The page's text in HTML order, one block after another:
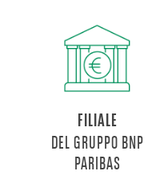
FILIALE
DEL GRUPPO BNP
PARIBAS